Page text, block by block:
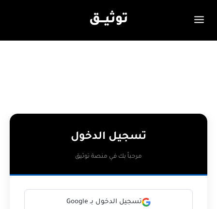
توثيـــق
تسجيل الدخول
مرحباً بك في منصة توثيق
تسجيل الدخول بـ Google